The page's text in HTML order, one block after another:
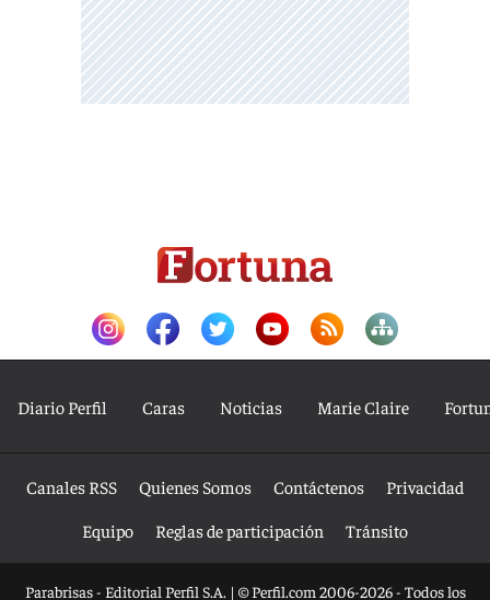
Diario Perfil Caras Noticias Marie Claire
Canales RSS Quienes Somos Contáctenos
Privacidad
Equipo
Reglas de participación Tránsito
Parabrisas - Editorial Perfil S.A. | © Perfil.com 2006-2026 - Todos los